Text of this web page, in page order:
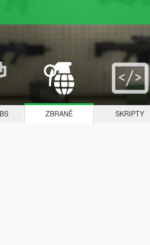
ZBRANĚ SKRIPTY